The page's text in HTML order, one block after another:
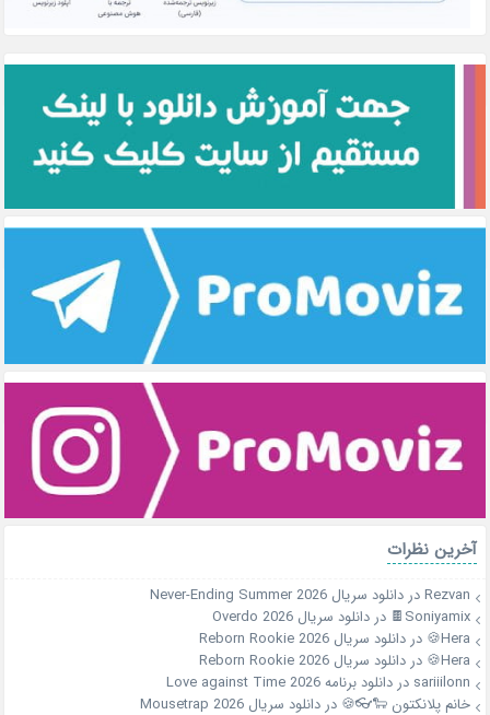
آخرین نظرات
Rezvanدردانلود سریال Never-Ending Summer 2026
Soniyamix🍫
دردانلود سریال Overdo 2026
Hera🍪
دردانلود سریال Reborn Rookie 2026
Hera🍪
دردانلود سریال Reborn Rookie 2026
sariiilonn دردانلود برنامه Love against Time 2026
خانم پلانکتون 🐑👓🍪 دردانلود سریال Mousetrap 2026